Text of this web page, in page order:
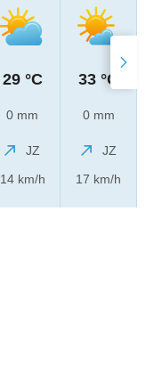
29 °C
0 mm
JZ
14 km/h
33 °C
0 mm
JZ
17 km/h